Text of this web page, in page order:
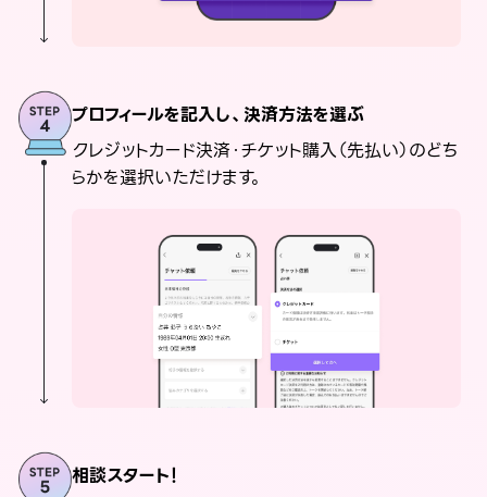
プロフィールを記入し、決済方法を選ぶ
クレジットカード決済・チケット購入（先払い）のどち
らかを選択いただけます。
相談スタート！